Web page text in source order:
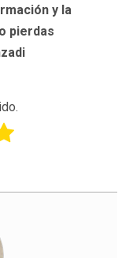
y la
pierdas